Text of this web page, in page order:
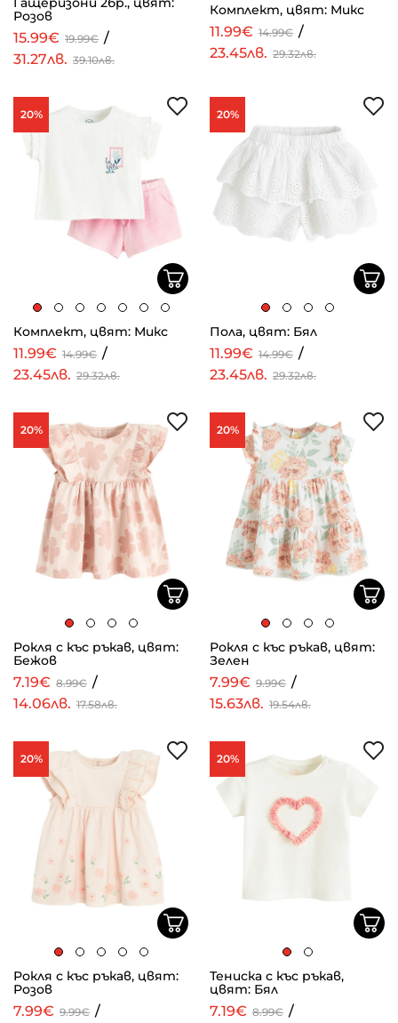
Розов
15.99€ 19.99€ /
31.27лв. 39.10лв.
Комплект, цвят: Микс
11.99€ 14.99€ /
23.45лв. 29.32лв.
20%
Комплект, цвят: Микс
11.99€ 14.99€ /
23.45лв. 29.32лв.
20%
Пола, цвят: Бял
11.99€ 14.99€ /
23.45лв. 29.32лв.
20%
Рокля с къс ръкав, цвят:
Бежов
7.19€ 8.99€ /
14.06лв. 17.58лв.
20%
Рокля с къс ръкав, цвят:
Зелен
7.99€ 9.99€ /
15.63лв. 19.54лв.
20%
Рокля с къс ръкав, цвят:
Розов
7.99€ 9.99€ /
20%
Тениска с къс ръкав,
цвят: Бял
7.19€ 8.99€ /